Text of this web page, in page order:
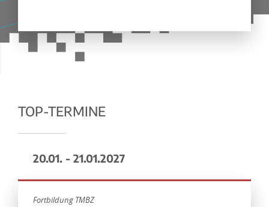
TOP-TERMINE
20.01. - 21.01.2027
Fortbildung TMBZ